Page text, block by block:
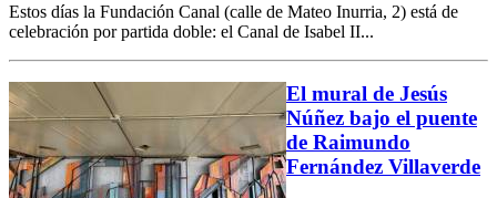
Estos días la Fundación Canal (calle de Mateo Inurria, 2) está de
celebración por partida doble: el Canal de Isabel II...
El mural de Jesús
Núñez bajo el puente
de Raimundo
Fernández Villaverde